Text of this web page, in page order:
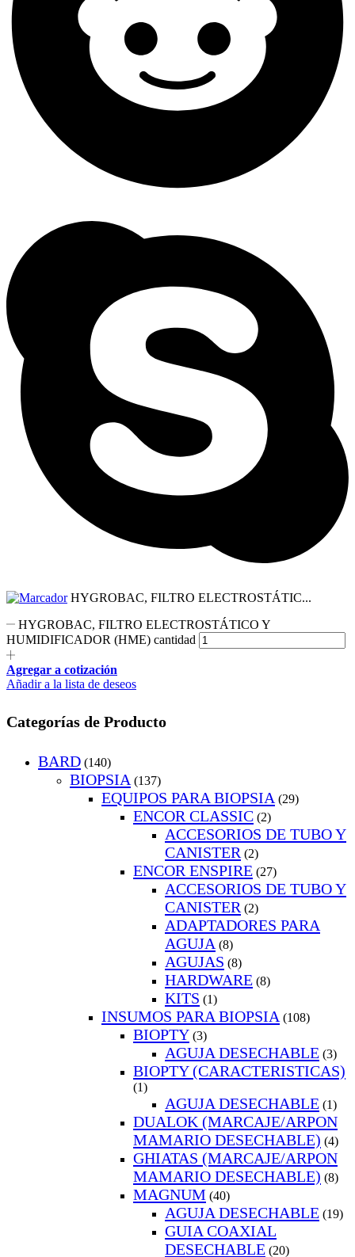
HYGROBAC, FILTRO ELECTROSTÁTIC...
HYGROBAC, FILTRO ELECTROSTÁTICO Y
HUMIDIFICADOR (HME) cantidad
Agregar a cotización
Añadir a la lista de deseos
Categorías de Producto
BARD (140)
BIOPSIA (137)
EQUIPOS PARA BIOPSIA (29)
ENCOR CLASSIC (2)
ACCESORIOS DE TUBO Y
CANISTER (2)
ENCOR ENSPIRE (27)
ACCESORIOS DE TUBO Y
CANISTER (2)
ADAPTADORES PARA
AGUJA (8)
AGUJAS (8)
HARDWARE (8)
KITS (1)
INSUMOS PARA BIOPSIA (108)
BIOPTY (3)
AGUJA DESECHABLE (3)
BIOPTY (CARACTERISTICAS)
(1)
AGUJA DESECHABLE (1)
DUALOK (MARCAJE/ARPON
MAMARIO DESECHABLE) (4)
GHIATAS (MARCAJE/ARPON
MAMARIO DESECHABLE) (8)
MAGNUM (40)
AGUJA DESECHABLE (19)
GUIA COAXIAL
DESECHABLE (20)